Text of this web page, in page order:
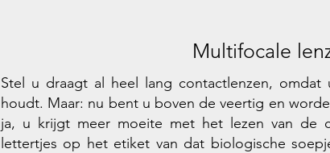
Multifocale
Stel u draagt al heel lang contactlenzen, omdat
houdt. Maar: nu bent u boven de veertig en
ja, u krijgt meer moeite met het lezen van de
lettertjes op het etiket van dat biologische